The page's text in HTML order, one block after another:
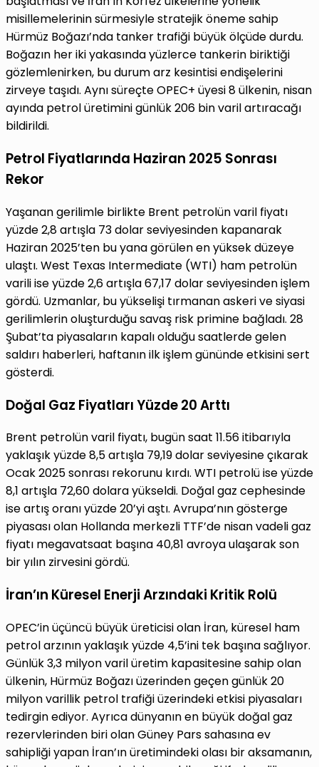
misillemelerinin sürmesiyle stratejik öneme sahip
Hürmüz Boğazı’nda tanker trafiği büyük ölçüde durdu.
Boğazın her iki yakasında yüzlerce tankerin biriktiği
gözlemlenirken, bu durum arz kesintisi endişelerini
zirveye taşıdı. Aynı süreçte OPEC+ üyesi 8 ülkenin, nisan
ayında petrol üretimini günlük 206 bin varil artıracağı
bildirildi.
Petrol Fiyatlarında Haziran 2025 Sonrası
Rekor
Yaşanan gerilimle birlikte Brent petrolün varil fiyatı
yüzde 2,8 artışla 73 dolar seviyesinden kapanarak
Haziran 2025’ten bu yana görülen en yüksek düzeye
ulaştı. West Texas Intermediate (WTI) ham petrolün
varili ise yüzde 2,6 artışla 67,17 dolar seviyesinden işlem
gördü. Uzmanlar, bu yükselişi tırmanan askeri ve siyasi
gerilimlerin oluşturduğu savaş risk primine bağladı. 28
Şubat’ta piyasaların kapalı olduğu saatlerde gelen
saldırı haberleri, haftanın ilk işlem gününde etkisini sert
gösterdi.
Doğal Gaz Fiyatları Yüzde 20 Arttı
Brent petrolün varil fiyatı, bugün saat 11.56 itibarıyla
yaklaşık yüzde 8,5 artışla 79,19 dolar seviyesine çıkarak
Ocak 2025 sonrası rekorunu kırdı. WTI petrolü ise yüzde
8,1 artışla 72,60 dolara yükseldi. Doğal gaz cephesinde
ise artış oranı yüzde 20’yi aştı. Avrupa’nın gösterge
piyasası olan Hollanda merkezli TTF’de nisan vadeli gaz
fiyatı megavatsaat başına 40,81 avroya ulaşarak son
bir yılın zirvesini gördü.
İran’ın Küresel Enerji Arzındaki Kritik Rolü
OPEC’in üçüncü büyük üreticisi olan İran, küresel ham
petrol arzının yaklaşık yüzde 4,5’ini tek başına sağlıyor.
Günlük 3,3 milyon varil üretim kapasitesine sahip olan
ülkenin, Hürmüz Boğazı üzerinden geçen günlük 20
milyon varillik petrol trafiği üzerindeki etkisi piyasaları
tedirgin ediyor. Ayrıca dünyanın en büyük doğal gaz
rezervlerinden biri olan Güney Pars sahasına ev
sahipliği yapan İran’ın üretimindeki olası bir aksamanın,